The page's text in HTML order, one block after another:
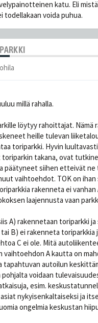
katu. Eli
todellakaan voida puhua.
millä rahalla.
löytyy rahoittajat. Nämä
heille tulevan
toriparkki. Hyvin luultavasti
takana, ovat
päätyneet siihen etteivät ne
vaihtoehdot. TOK on ihan
rakenneta ei
laajennusta vaan
A) rakennetaan toriparkki ja
B) ei rakenneta toriparkkia
C ei ole. Mitä
vaihtoehdon A kautta on
tapahtuvan autoilun
voidaan
esim.
nykyisenkaltaiseksi ja
ongelmia keskustan